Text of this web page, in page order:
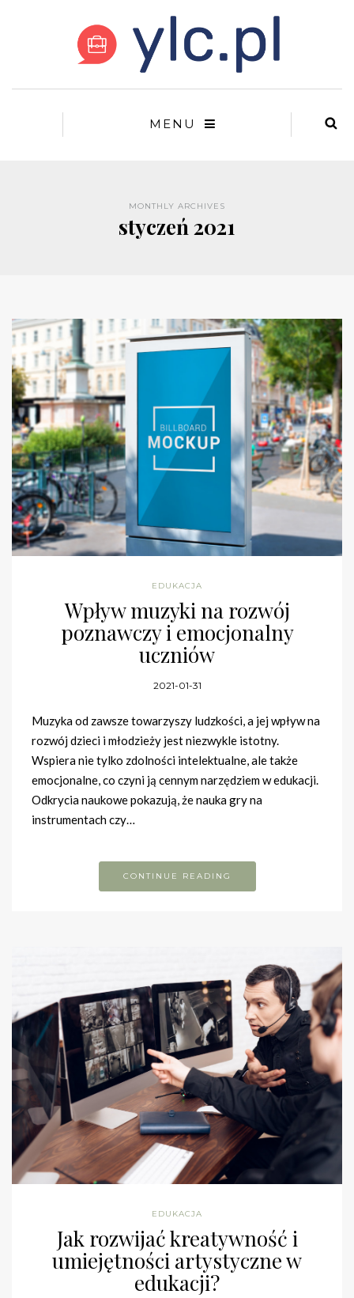
MENU
MONTHLY ARCHIVES
styczeń 2021
EDUKACJA
Wpływ muzyki na rozwój
poznawczy i emocjonalny
uczniów
2021-01-31
Muzyka od zawsze towarzyszy ludzkości, a jej wpływ na
rozwój dzieci i młodzieży jest niezwykle istotny.
Wspiera nie tylko zdolności intelektualne, ale także
emocjonalne, co czyni ją cennym narzędziem w edukacji.
Odkrycia naukowe pokazują, że nauka gry na
instrumentach czy…
CONTINUE READING
EDUKACJA
Jak rozwijać kreatywność i
umiejętności artystyczne w
edukacji?